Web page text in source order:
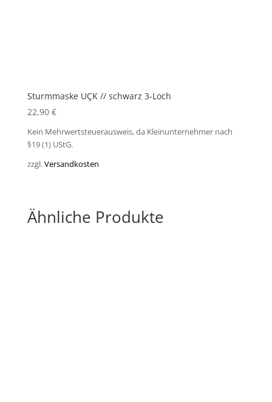
Sturmmaske UÇK // schwarz 3-Loch
22,90 €
Kein Mehrwertsteuerausweis, da Kleinunternehmer nach
§19 (1) UStG.
zzgl.Versandkosten
Ähnliche Produkte